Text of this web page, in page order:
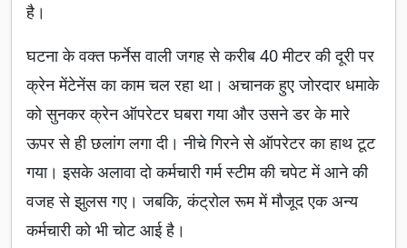
है।
घटना के वक्त फर्नेस वाली जगह से करीब 40 मीटर की दूरी पर
क्रेन मेंटेनेंस का काम चल रहा था। अचानक हुए जोरदार धमाके
को सुनकर क्रेन ऑपरेटर घबरा गया और उसने डर के मारे
ऊपर से ही छलांग लगा दी। नीचे गिरने से ऑपरेटर का हाथ टूट
गया। इसके अलावा दो कर्मचारी गर्म स्टीम की चपेट में आने की
वजह से झुलस गए। जबकि, कंट्रोल रूम में मौजूद एक अन्य
कर्मचारी को भी चोट आई है।